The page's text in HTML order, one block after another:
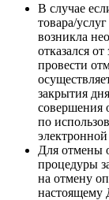
В случае
товара/
возникла
отказался
провести
закрытия
совершения
по
Для отмены
процедуры
на отмену
настоящему